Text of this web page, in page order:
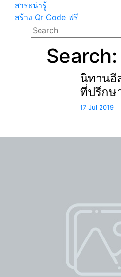
สาระน่ารู้
สร้าง Qr Code ฟรี
นิทานอี
ที่ปรึกษ
17 Jul 2019